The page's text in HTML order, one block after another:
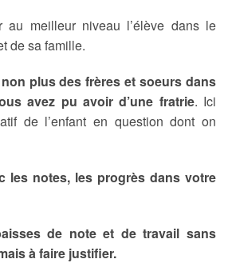
au meilleur niveau l’élève dans le
de sa famille.
plus des frères et soeurs dans
avez pu avoir d’une fratrie. Ici
de l’enfant en question dont on
les notes, les progrès dans votre
de note et de travail sans
à faire justifier.